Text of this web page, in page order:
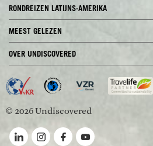
RONDREIZEN LATIJNS-AMERIKA
MEEST GELEZEN
OVER UNDISCOVERED
© 2026 Undiscovered
Volg ons op LinkedIn
Volg ons op Instagram
Volg ons op Facebook
Volg ons op YouTube